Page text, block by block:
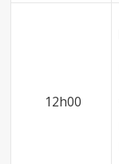
12h00